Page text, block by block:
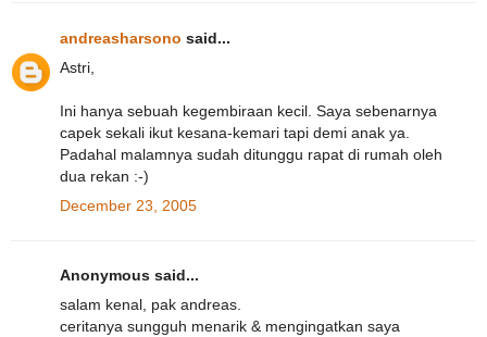
andreasharsono said...
Astri,
Ini hanya sebuah kegembiraan kecil. Saya sebenarnya
capek sekali ikut kesana-kemari tapi demi anak ya.
Padahal malamnya sudah ditunggu rapat di rumah oleh
dua rekan :-)
December 23, 2005
Anonymous said...
salam kenal, pak andreas.
ceritanya sungguh menarik & mengingatkan saya